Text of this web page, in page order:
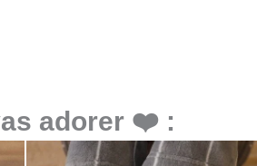
adorer ❤️ :